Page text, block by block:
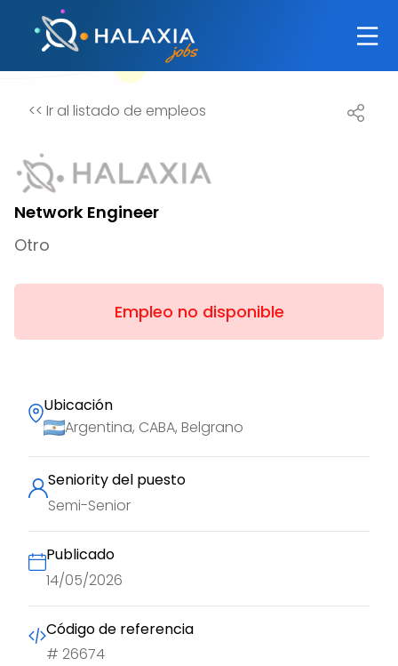
<< Ir al listado de empleos
Network Engineer
Otro
Empleo no disponible
Ubicación
Argentina, CABA, Belgrano
Seniority del puesto
Semi-Senior
Publicado
14/05/2026
Código de referencia
# 26674